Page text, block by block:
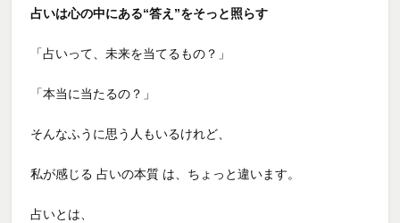
占いは心の中にある“答え”をそっと照らす
「占いって、未来を当てるもの？」
「本当に当たるの？」
そんなふうに思う人もいるけれど、
私が感じる 占いの本質 は、ちょっと違います。
占いとは、